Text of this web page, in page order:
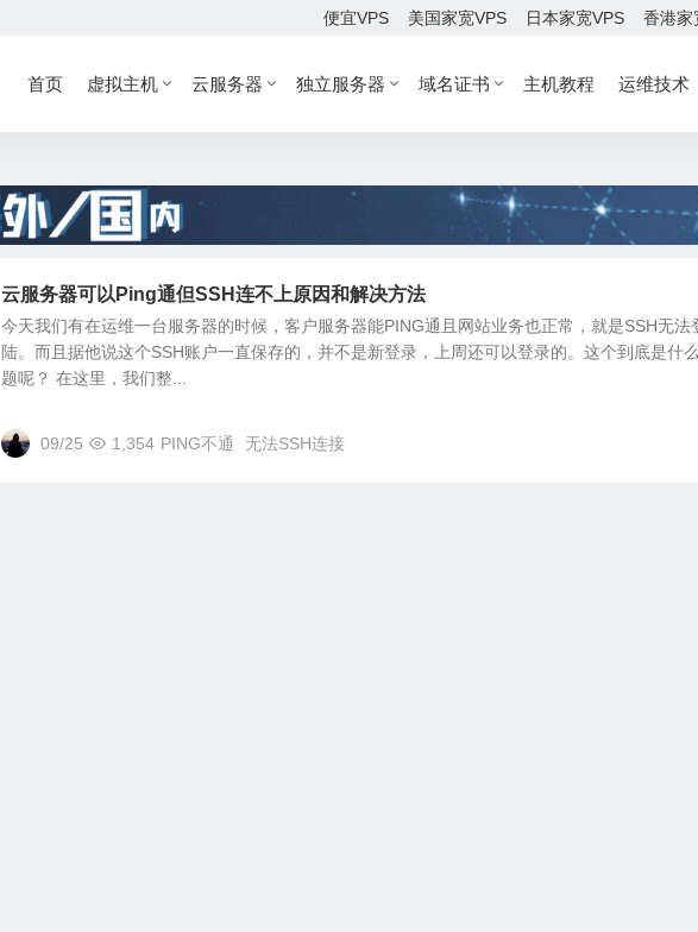
便宜VPS 美国家宽VPS 日本家宽VPS 香港家
首页 虚拟主机 云服务器 独立服务器 域名证书 主机教程 运维技术
云服务器可以Ping通但SSH连不上原因和解决方法
今天我们有在运维一台服务器的时候，客户服务器能PING通且网站业务也正常，就是SSH无法
陆。而且据他说这个SSH账户一直保存的，并不是新登录，上周还可以登录的。这个到底是什
题呢？ 在这里，我们整...
09/25 1,354 PING不通 无法SSH连接